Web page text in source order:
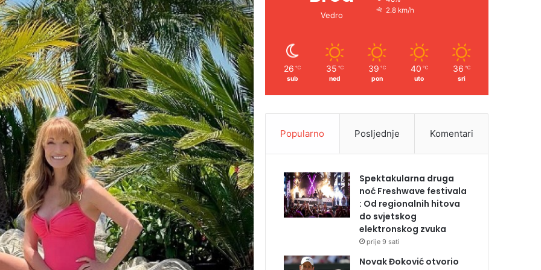
Vedro
2.8 km/h
26 ℃
sub
35 ℃
ned
39 ℃
pon
40 ℃
uto
36 ℃
sri
Popularno Posljednje Komentari
Spektakularna druga
noć Freshwave festivala
: Od regionalnih hitova
do svjetskog
elektronskog zvuka
prije 9 sati
Novak Đoković otvorio